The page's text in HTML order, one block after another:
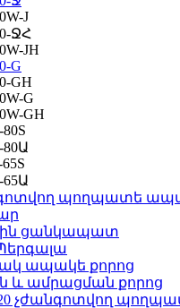
J
ՋՀ
JH
G
GH
G
GH
80S
80Ա
65Ա
պողպատե
ցանկապատ
ապակե քորոց
և ամրացման քորոց
չժանգոտվող